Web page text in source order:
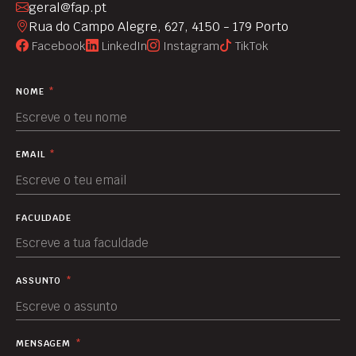
geral@fap.pt
Rua do Campo Alegre, 627, 4150 - 179 Porto
Facebook LinkedIn Instagram TikTok
NOME *
EMAIL *
FACULDADE
ASSUNTO *
MENSAGEM *